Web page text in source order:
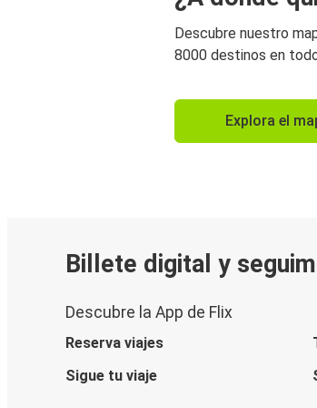
Descubre nuestro
8000 destinos en
Explora el
Billete digital y
Descubre la App de Flix
Reserva viajes
Sigue tu viaje